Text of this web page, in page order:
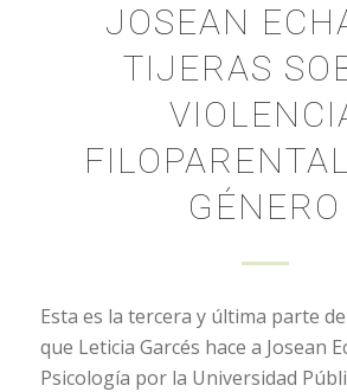
JOSEAN
TIJERAS
GÉNERO
Esta es la tercera y última parte
que Leticia Garcés hace a Josean
Psicología por la Universidad